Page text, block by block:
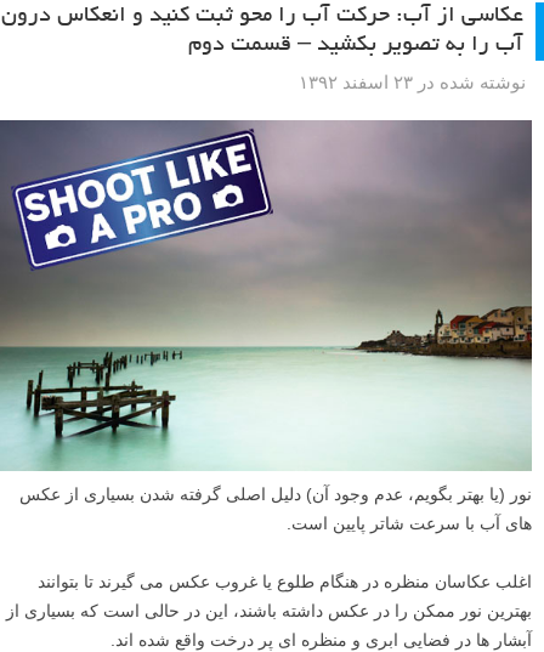
عکاسی از آب: حرکت آب را محو ثبت کنید و انعکاس درون
آب را به تصویر بکشید – قسمت دوم
نوشته شده در ۲۳ اسفند ۱۳۹۲
نور (یا بهتر بگویم، عدم وجود آن) دلیل اصلی گرفته شدن بسیاری از عکس
های آب با سرعت شاتر پایین است.
اغلب عکاسان منظره در هنگام طلوع یا غروب عکس می گیرند تا بتوانند
بهترین نور ممکن را در عکس داشته باشند، این در حالی است که بسیاری از
آبشار ها در فضایی ابری و منظره ای پر درخت واقع شده اند.